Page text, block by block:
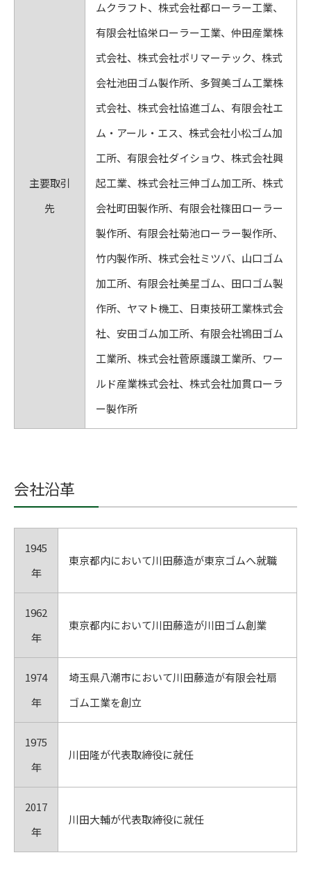
主要取引
先
ムクラフト、株式会社都ローラー工業、
有限会社協栄ローラー工業、仲田産業株
式会社、株式会社ポリマーテック、株式
会社池田ゴム製作所、多賀美ゴム工業株
式会社、株式会社協進ゴム、有限会社エ
ム・アール・エス、株式会社小松ゴム加
工所、有限会社ダイショウ、株式会社興
起工業、株式会社三伸ゴム加工所、株式
会社町田製作所、有限会社篠田ローラー
製作所、有限会社菊池ローラー製作所、
竹内製作所、株式会社ミツバ、山口ゴム
加工所、有限会社美星ゴム、田口ゴム製
作所、ヤマト機工、日東技研工業株式会
社、安田ゴム加工所、有限会社鴇田ゴム
工業所、株式会社菅原護謨工業所、ワー
ルド産業株式会社、株式会社加貫ローラ
ー製作所
会社沿革
1945
年
東京都内において川田藤造が東京ゴムへ就職
1962
年
東京都内において川田藤造が川田ゴム創業
1974
年
埼玉県八潮市において川田藤造が有限会社扇
ゴム工業を創立
1975
年
川田隆が代表取締役に就任
2017
年
川田大輔が代表取締役に就任